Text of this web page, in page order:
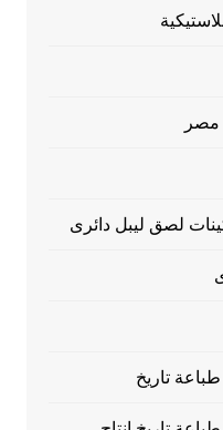
مصر
لصق ليبل دائرى
تاريخ